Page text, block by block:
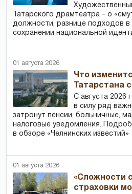
Татарского драмтеатра – о
должности, разнице подходов в
сохранении национальной
01 августа 2026
Что
Татарстана
С августа 2026
в силу ряд
затронут пенсии, больничные,
налоговые уведомления.
в обзоре «Челнинских известий»
01 августа 2026
«Сложности
страховки